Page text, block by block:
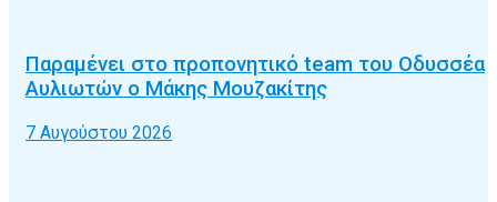
Παραμένει στο προπονητικό team του Οδυσσέα
Αυλιωτών ο Μάκης Μουζακίτης
7 Αυγούστου 2026